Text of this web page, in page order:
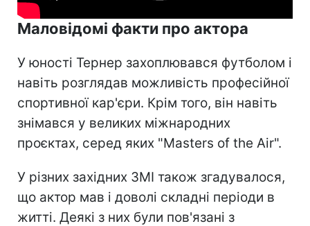
Маловідомі факти про актора
У юності Тернер захоплювався футболом і
навіть розглядав можливість професійної
спортивної кар'єри. Крім того, він навіть
знімався у великих міжнародних
проєктах, серед яких "Masters of the Air".
У різних західних ЗМІ також згадувалося,
що актор мав і доволі складні періоди в
житті. Деякі з них були пов'язані з